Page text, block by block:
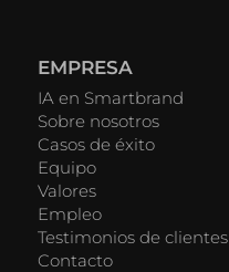
EMPRESA
IA en Smartbrand
Sobre nosotros
Casos de éxito
Equipo
Valores
Empleo
Testimonios de clientes
Contacto